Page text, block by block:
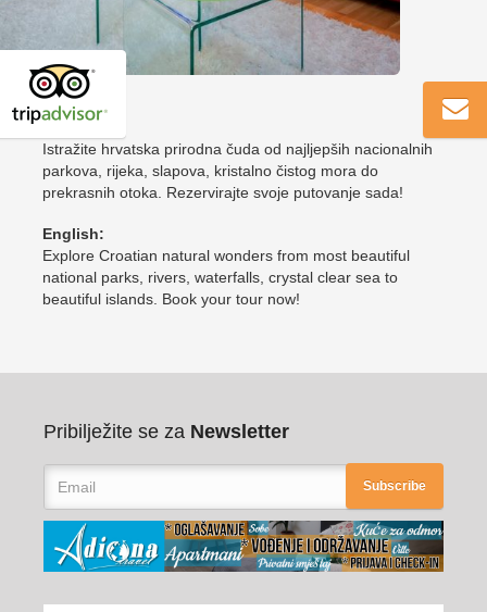
Istražite hrvatska prirodna čuda od najljepših nacionalnih
parkova, rijeka, slapova, kristalno čistog mora do
prekrasnih otoka. Rezervirajte svoje putovanje sada!
English:
Explore Croatian natural wonders from most beautiful
national parks, rivers, waterfalls, crystal clear sea to
beautiful islands. Book your tour now!
Pribilježite se za Newsletter
Subscribe